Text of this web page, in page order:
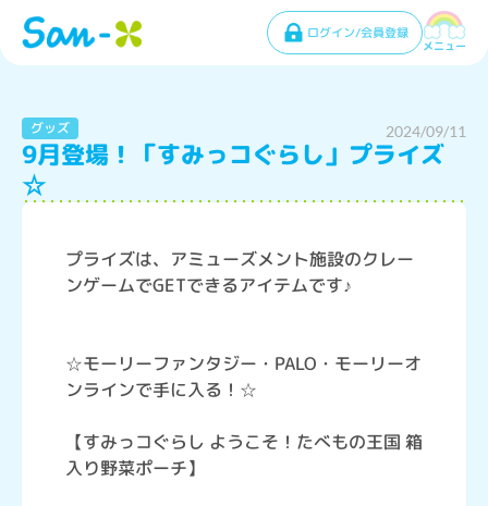
ログイン/会員登録
メニュー
グッズ 2024/09/11
9月登場！「すみっコぐらし」プライズ
☆
プライズは、アミューズメント施設のクレー
ンゲームでGETできるアイテムです♪
☆モーリーファンタジー・PALO・モーリーオ
ンラインで手に入る！☆
【すみっコぐらし ようこそ！たべもの王国 箱
入り野菜ポーチ】